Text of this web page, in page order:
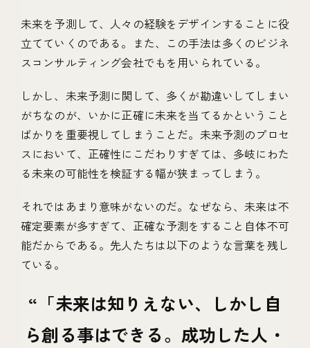
未来を予測して、人々の経験をデザインすることに役
立てていくのである。また、この手法は多くのビジネ
スコンサルティング会社でもを用いられている。
しかし、未来予測に関して、多くが勘違いしてしまい
がちなのが、いかに正確に未来を当てるかということ
ばかりを重要視してしまうことだ。未来予測のプロセ
スにおいて、正確性にこだわりすぎては、多岐にわた
る未来の可能性を検証する幅が狭まってしまう。
それではあまり意味がないのだ。なぜなら、未来は不
確定要素が多すぎて、正確な予測をすること自体不可
能だからである。先人たちは以下のような言葉を残し
ている。
「未来は知りえない、しかし自
ら創る事はできる。成功した人・